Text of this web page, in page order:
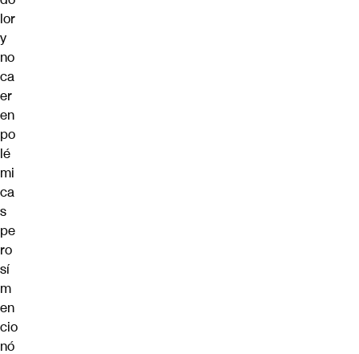
lor
y
no
ca
er
en
po
lé
mi
ca
s
pe
ro
sí
m
en
cio
nó